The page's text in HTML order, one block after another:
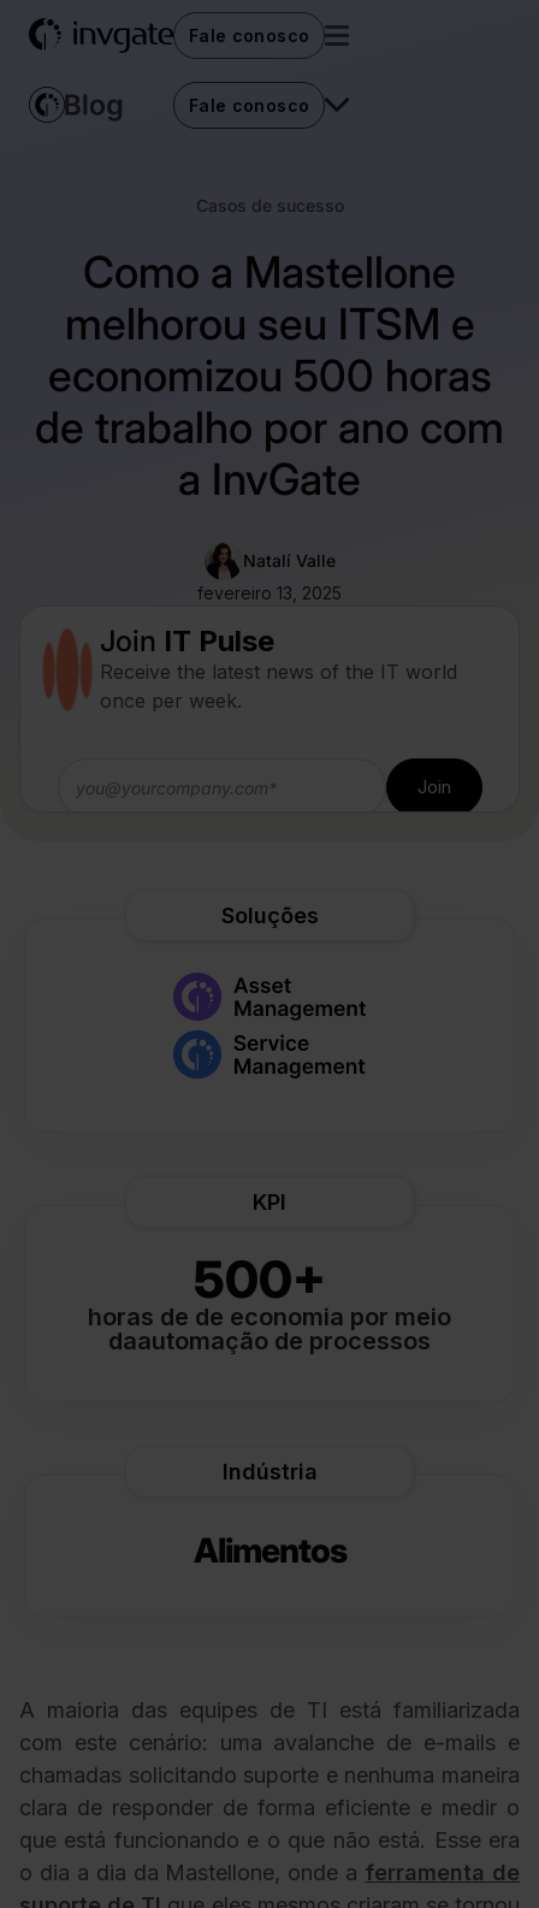
Fale conosco
Fale conosco
Casos de sucesso
Como a Mastellone
melhorou seu ITSM e
economizou 500 horas
de trabalho por ano com
a InvGate
Natalí Valle
fevereiro 13, 2025
Join IT Pulse
Receive the latest news of the IT world
once per week.
Soluções
500+
horas de de economia por meio
daautomação de processos
KPI
Alimentos
Indústria
A maioria das equipes de TI está familiarizada
com este cenário: uma avalanche de e-mails e
chamadas solicitando suporte e nenhuma maneira
clara de responder de forma eficiente e medir o
que está funcionando e o que não está. Esse era
o dia a dia da Mastellone, onde a ferramenta de